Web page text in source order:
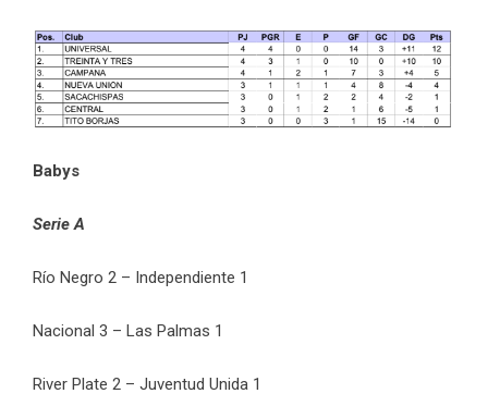
Babys
Serie A
Río Negro 2 – Independiente 1
Nacional 3 – Las Palmas 1
River Plate 2 – Juventud Unida 1